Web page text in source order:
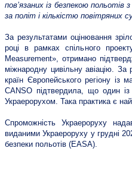
пов’язаних із безпекою польотів
за політ і кількістю повітряних
За результатами оцінювання
році в рамках спільного
Measurement», отримано
міжнародну цивільну авіацію. За
країн Європейського регіону із
CANSO підтвердила, що один
Украерорухом. Така практика є
Спроможність Украероруху
виданими Украероруху у грудні
безпеки польотів (EASA).